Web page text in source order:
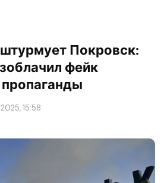
Покровск:
фейк
15:58